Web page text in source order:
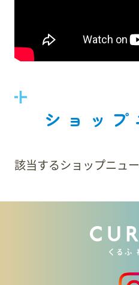
ショップ
該当するショップニュ